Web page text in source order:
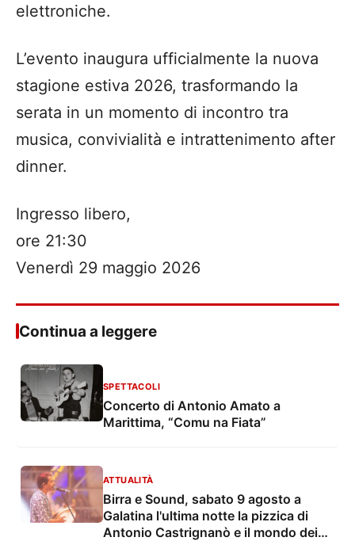
elettroniche.
L’evento inaugura ufficialmente la nuova
stagione estiva 2026, trasformando la
serata in un momento di incontro tra
musica, convivialità e intrattenimento after
dinner.
Ingresso libero,
ore 21:30
Venerdì 29 maggio 2026
Continua a leggere
SPETTACOLI
Concerto di Antonio Amato a
Marittima, “Comu na Fiata”
ATTUALITÀ
Birra e Sound, sabato 9 agosto a
Galatina l'ultima notte la pizzica di
Antonio Castrignanò e il mondo dei